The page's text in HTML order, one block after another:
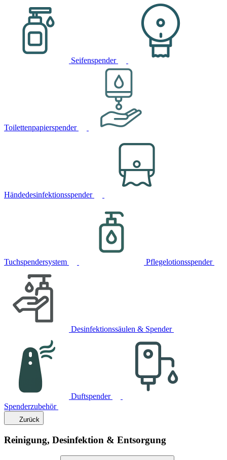
Seifenspender
Toilettenpapierspender
Händedesinfektionsspender
Tuchspendersystem Pflegelotionsspender
Desinfektionssäulen & Spender
Duftspender
Spenderzubehör
Zurück
Reinigung, Desinfektion & Entsorgung